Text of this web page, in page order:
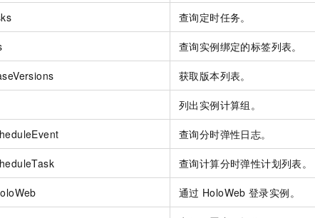
查询定时任务。
查询实例绑定的标签列表。
获取版本列表。
列出实例计算组。
查询分时弹性日志。
查询计算分时弹性计划列表。
通过 HoloWeb 登录实例。